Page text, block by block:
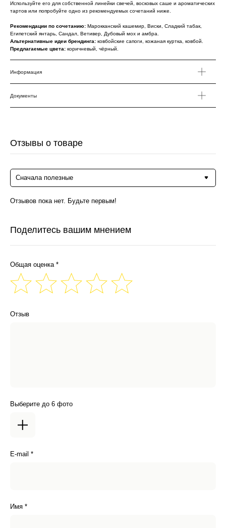
Используйте его для собственной линейки свечей, восковых саше и ароматических
тартов или попробуйте одно из рекомендуемых сочетаний ниже.
Рекомендации по сочетанию: Марокканский кашемир, Виски, Сладкий табак,
Египетский янтарь, Сандал, Ветивер, Дубовый мох и амбра.
Альтернативные идеи брендинга: ковбойские сапоги, кожаная куртка, ковбой.
Предлагаемые цвета: коричневый, чёрный.
Информация
Документы
Отзывы о товаре
Сначала полезные
Отзывов пока нет. Будьте первым!
Поделитесь вашим мнением
Общая оценка *
Отзыв
Выберите до 6 фото
E-mail *
Имя *